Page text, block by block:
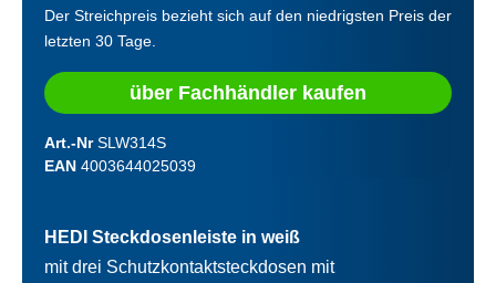
Der Streichpreis bezieht sich auf den niedrigsten Preis der
letzten 30 Tage.
über Fachhändler kaufen
Art.-NrSLW314S
EAN 4003644025039
HEDI Steckdosenleiste in weiß
mit drei Schutzkontaktsteckdosen mit